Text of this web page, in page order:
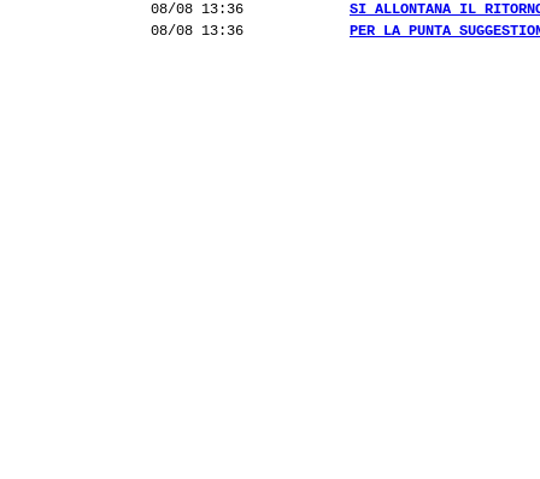
08/08 13:36
SI ALLONTANA IL
08/08 13:36
PER LA PUNTA